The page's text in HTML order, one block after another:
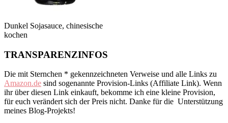
Dunkel Sojasauce, chinesische
kochen
TRANSPARENZINFOS
Die mit Sternchen * gekennzeichneten Verweise und alle Links zu
Amazon.de sind sogenannte Provision-Links (Affiliate Link). Wenn
ihr über diesen Link einkauft, bekomme ich eine kleine Provision,
für euch verändert sich der Preis nicht. Danke für die Unterstützung
meines Blog-Projekts!